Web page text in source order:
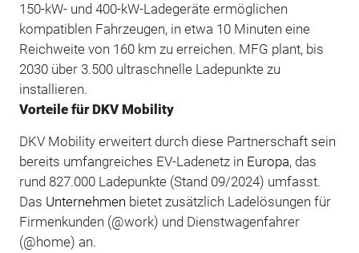
150-kW- und 400-kW-Ladegeräte ermöglichen
kompatiblen Fahrzeugen, in etwa 10 Minuten eine
Reichweite von 160 km zu erreichen. MFG plant, bis
2030 über 3.500 ultraschnelle Ladepunkte zu
installieren.
Vorteile für DKV Mobility
DKV Mobility erweitert durch diese Partnerschaft sein
bereits umfangreiches EV-Ladenetz in Europa, das
rund 827.000 Ladepunkte (Stand 09/2024) umfasst.
Das Unternehmen bietet zusätzlich Ladelösungen für
Firmenkunden (@work) und Dienstwagenfahrer
(@home) an.